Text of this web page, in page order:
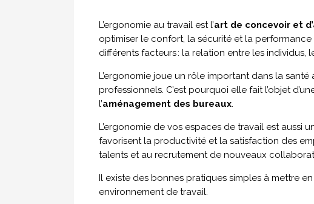
L’ergonomie au travail est l’art de concevoir et
optimiser le confort, la sécurité et la
différents facteurs : la relation entre les individus,
L’ergonomie joue un rôle important dans la
professionnels. C’est pourquoi elle fait l’objet
l’aménagement des bureaux.
L’ergonomie de vos espaces de travail est aussi
favorisent la productivité et la satisfaction des
talents et au recrutement de nouveaux
Il existe des bonnes pratiques simples à mettre
environnement de travail.